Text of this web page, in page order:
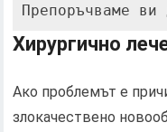
Препоръчваме
Хирургично
Ако проблемът е
злокачествено